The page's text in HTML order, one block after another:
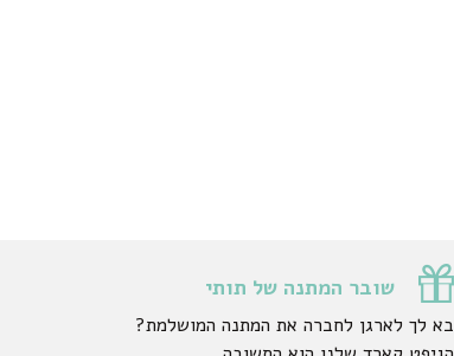
שובר המתנה של תותי
בא לך לארגן לחברה את המתנה המושלמת?